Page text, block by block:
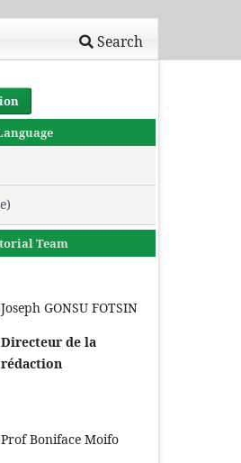
Search
Team
Joseph GONSU FOTSIN
Directeur de la
rédaction
Prof Boniface Moifo